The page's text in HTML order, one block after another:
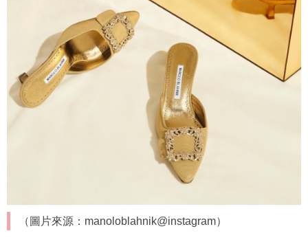
（圖片來源：manoloblahnik@instagram）